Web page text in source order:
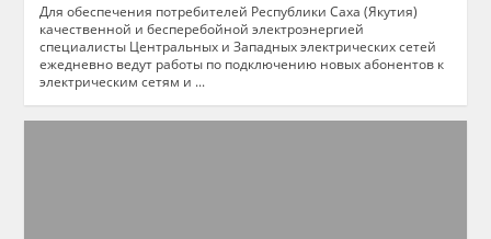
Для обеспечения потребителей Республики Саха (Якутия)
качественной и бесперебойной электроэнергией
специалисты Центральных и Западных электрических сетей
ежедневно ведут работы по подключению новых абонентов к
электрическим сетям и ...